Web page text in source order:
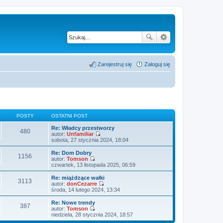
Zaloguj się
Zarejestruj się
POSTY OSTATNI POST
480
Re: Władcy przestworzy
autor: Unfamiliar
W
y
i
e
t
l
n
a
w
sobota, 27 stycznia 2024, 18:04
1156
Re: Dom Dobry
autor: Tomson
W
y
ś
w
i
e
a
czwartek, 13 listopada 2025, 06:59
3113
Re: miążdzące wałki
autor: donCezarre
W
y
i
e
środa, 14 lutego 2024, 13:34
387
Re: Nowe trendy
autor: Tomson
W
y
niedziela, 28 stycznia 2024, 18:57